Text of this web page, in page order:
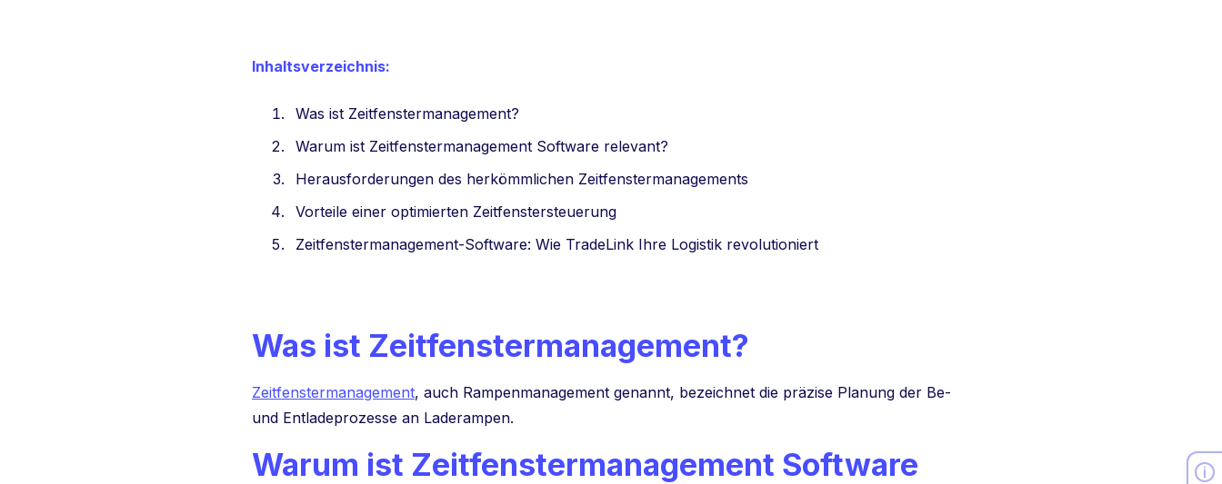
Inhaltsverzeichnis:
Was ist Zeitfenstermanagement?
Warum ist Zeitfenstermanagement Software relevant?
Herausforderungen des herkömmlichen Zeitfenstermanagements
Vorteile einer optimierten Zeitfenstersteuerung
Zeitfenstermanagement-Software: Wie TradeLink Ihre Logistik revolutioniert
Was ist Zeitfenstermanagement?
Zeitfenstermanagement, auch Rampenmanagement genannt, bezeichnet die präzise Planung der Be-
und Entladeprozesse an Laderampen.
Warum ist Zeitfenstermanagement Software